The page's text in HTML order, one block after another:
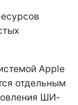
Apple
отдельным
ШИ-